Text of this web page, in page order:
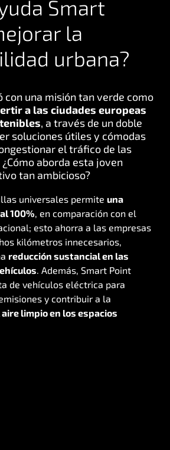
Smart
la
urbana?
con una misión tan verde como
a las ciudades europeas
, a través de un doble
soluciones útiles y cómodas
el tráfico de las
aborda esta joven
tan ambicioso?
universales permite una
100%, en comparación con el
esto ahorra a las empresas
kilómetros innecesarios,
reducción sustancial en las
. Además, Smart Point
de vehículos eléctrica para
y contribuir a la
limpio en los espacios